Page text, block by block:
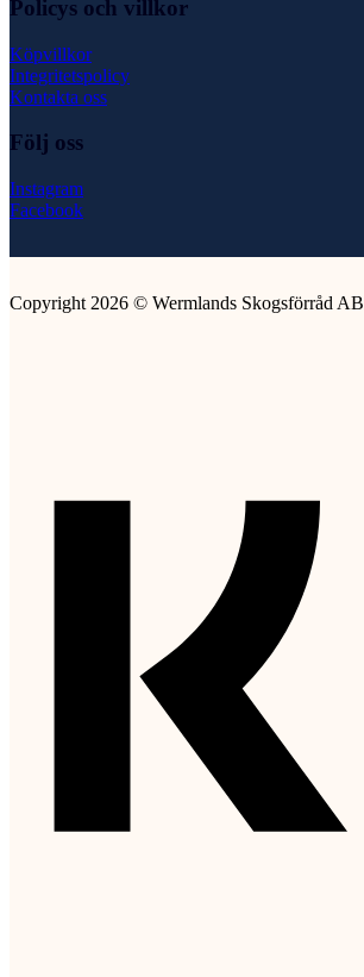
Policys och villkor
Köpvillkor
Integritetspolicy
Kontakta oss
Följ oss
Instagram
Facebook
Copyright 2026 © Wermlands Skogsförråd AB